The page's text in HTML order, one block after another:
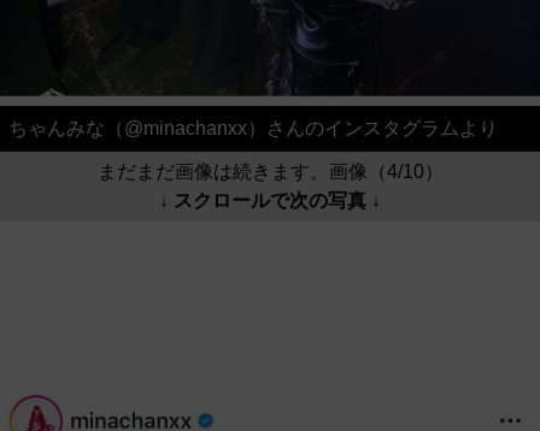
ちゃんみな（@minachanxx）さんのインスタグラムより
まだまだ画像は続きます。画像（4/10）
↓ スクロールで次の写真 ↓